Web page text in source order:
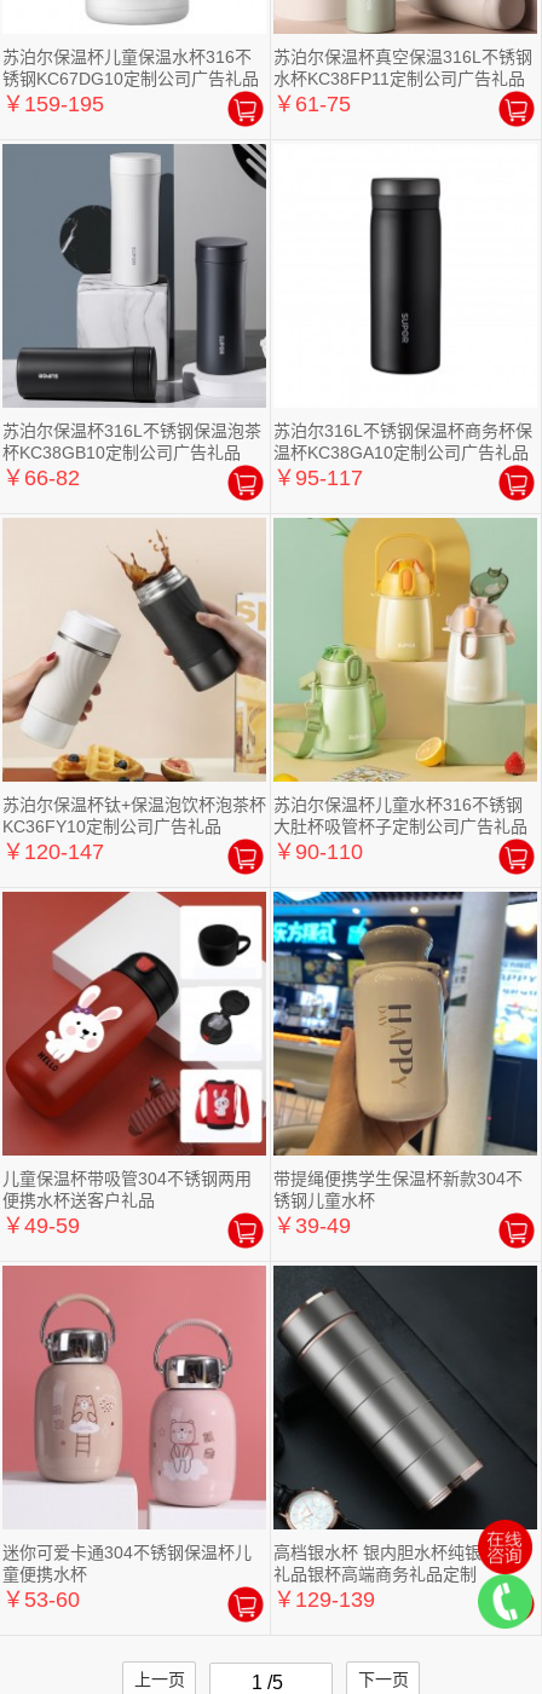
苏泊尔保温杯儿童保温水杯316不
锈钢KC67DG10定制公司广告礼品
￥159-195
苏泊尔保温杯真空保温316L不锈钢
水杯KC38FP11定制公司广告礼品
￥61-75
苏泊尔保温杯316L不锈钢保温泡茶
杯KC38GB10定制公司广告礼品
￥66-82
苏泊尔316L不锈钢保温杯商务杯保
温杯KC38GA10定制公司广告礼品
￥95-117
苏泊尔保温杯钛+保温泡饮杯泡茶杯
KC36FY10定制公司广告礼品
￥120-147
苏泊尔保温杯儿童水杯316不锈钢
大肚杯吸管杯子定制公司广告礼品
￥90-110
儿童保温杯带吸管304不锈钢两用
便携水杯送客户礼品
￥49-59
带提绳便携学生保温杯新款304不
锈钢儿童水杯
￥39-49
迷你可爱卡通304不锈钢保温杯儿
童便携水杯
￥53-60
高档银水杯 银内胆水杯纯银保温杯
礼品银杯高端商务礼品定制
￥129-139
上一页 1 /5 下一页